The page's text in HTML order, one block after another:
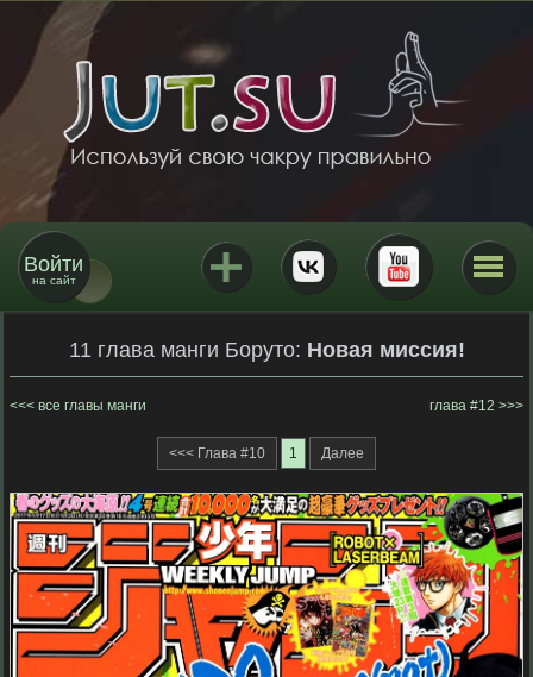
Войти
на сайт
11 глава манги Боруто: Новая миссия!
все главы манги глава #12
<<< Глава #10 1 Далее